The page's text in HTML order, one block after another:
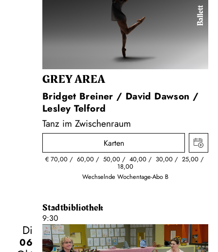
Ballett
GREY AREA
Bridget Breiner / David Dawson /
Lesley Telford
Tanz im Zwischenraum
Karten
€ 70,00 60,00 50,00 40,00 30,00 25,00
18,00
Wechselnde Wochentage-Abo B
Stadtbibliothek
9:30
Di
06